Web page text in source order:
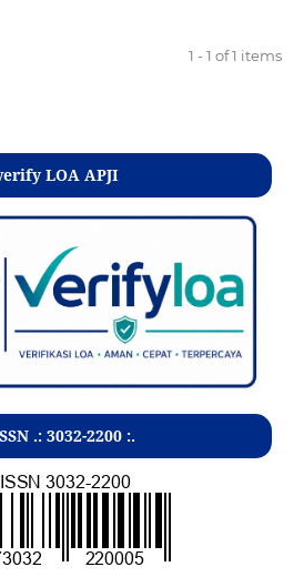
1 - 1 of 1 items
LOA APJI
.: 3032-2200:.